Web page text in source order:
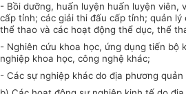
- Bồi dưỡng, huấn luyện huấn luyện viên,
cấp tỉnh; các giải thi đấu cấp tỉnh; quản lý
thể thao và các hoạt động thể dục, thể
- Nghiên cứu khoa học, ứng dụng tiến bộ
nghiệp khoa học, công nghệ khác;
- Các sự nghiệp khác do địa phương quản